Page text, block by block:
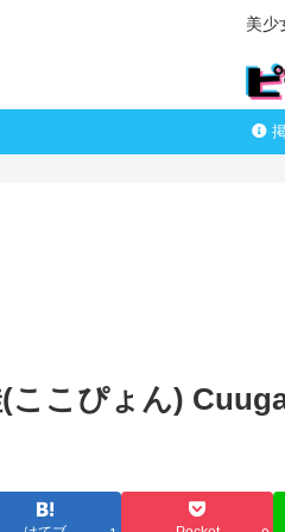
美少
(ここぴょん)